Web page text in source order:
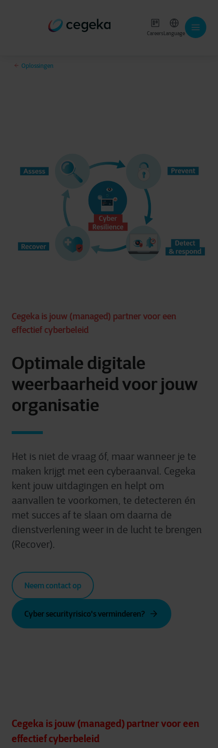
CareersLanguage
Oplossingen
Cegeka is jouw (managed) partner voor een
effectief cyberbeleid
Optimale digitale
weerbaarheid voor jouw
organisatie
Het is niet de vraag óf, maar wanneer je te
maken krijgt met een cyberaanval. Cegeka
kent jouw uitdagingen en helpt om
aanvallen te voorkomen, te detecteren én
met succes af te slaan om daarna de
dienstverlening weer in de lucht te brengen
(Recover).
Neem contact op
Cyber securityrisico's verminderen?
Cegeka is jouw (managed) partner voor een
effectief cyberbeleid